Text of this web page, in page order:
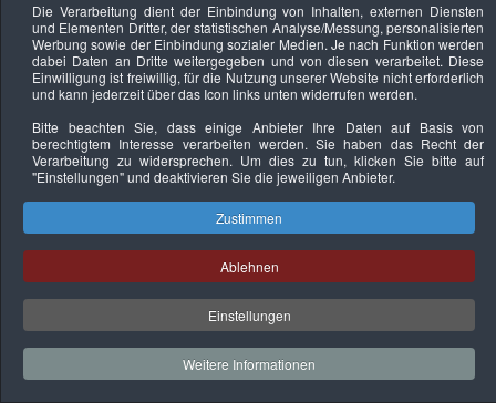
Keine Termine
Datenschutzerklärung Urheberrechtsnachweise Nachhaltigkeit
Copyright © 2026. Bundesverband Deutscher
Sachverständiger und Fachgutachter e.V..
Die Verarbeitung dient der Einbindung von Inhalten, externen Diensten
und Elementen Dritter, der statistischen Analyse/Messung, personalisierten
Werbung sowie der Einbindung sozialer Medien. Je nach Funktion werden
dabei Daten an Dritte weitergegeben und von diesen verarbeitet. Diese
Einwilligung ist freiwillig, für die Nutzung unserer Website nicht erforderlich
und kann jederzeit über das Icon links unten widerrufen werden.
Bitte beachten Sie, dass einige Anbieter Ihre Daten auf Basis von
berechtigtem Interesse verarbeiten werden. Sie haben das Recht der
Verarbeitung zu widersprechen. Um dies zu tun, klicken Sie bitte auf
"Einstellungen"und deaktivieren Sie die jeweiligen Anbieter.
Zustimmen
Ablehnen
Einstellungen
Weitere Informationen